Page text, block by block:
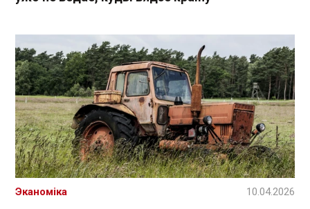
Эканоміка 10.04.2026